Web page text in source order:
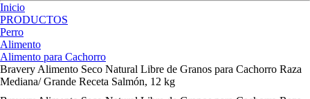
Inicio
PRODUCTOS
Perro
Alimento
Alimento para Cachorro
Bravery Alimento Seco Natural Libre de Granos para Cachorro Raza
Mediana/ Grande Receta Salmón, 12 kg